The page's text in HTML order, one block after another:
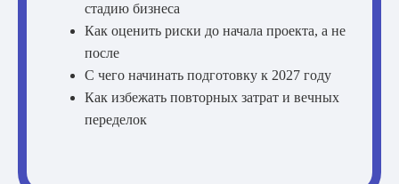
стадию бизнеса
Как оценить риски до начала проекта, а не
после
С чего начинать подготовку к 2027 году
Как избежать повторных затрат и вечных
переделок